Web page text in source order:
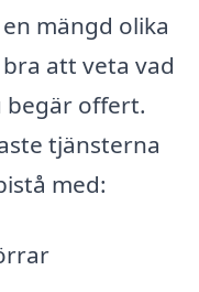
mängd olika
att veta vad
begär offert.
tjänsterna
med: